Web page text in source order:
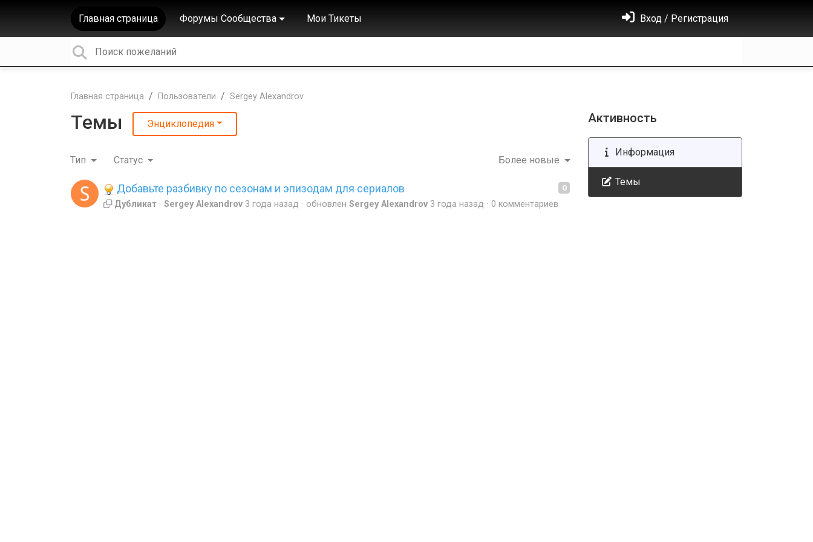
Главная страница Форумы Сообщества Мои Тикеты Вход / Регистрация
Главная страница Пользователи Sergey Alexandrov
Темы Энциклопедия
Тип Статус Более новые
0
Добавьте разбивку по сезонам и эпизодам для сериалов
Дубликат Sergey Alexandrov 3 года назад обновлен Sergey Alexandrov 3 года назад 0 комментариев
Активность
Информация
Темы